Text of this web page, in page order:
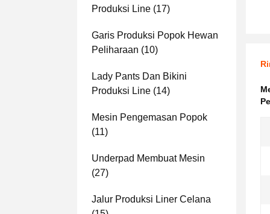
Produksi Line (17)
Garis Produksi Popok Hewan
Peliharaan (10)
Lady Pants Dan Bikini
Produksi Line (14)
Mesin Pengemasan Popok
(11)
Underpad Membuat Mesin
(27)
Jalur Produksi Liner Celana